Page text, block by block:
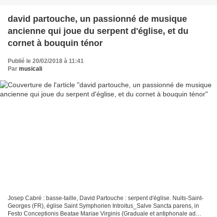
david partouche, un passionné de musique
ancienne qui joue du serpent d'église, et du
cornet à bouquin ténor
Publié le 20/02/2018 à 11:41
Par musicali
Josep Cabré : basse-taille, David Partouche : serpent d'église. Nuits-Saint-
Georges (FR), église Saint Symphorien Introitus_Salve Sancta parens, in
Festo Conceptionis Beatae Mariae Virginis (Graduale et antiphonale ad